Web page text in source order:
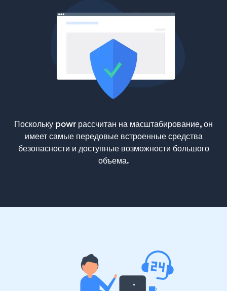
Поскольку powr рассчитан на масштабирование, он
имеет самые передовые встроенные средства
безопасности и доступные возможности большого
объема.